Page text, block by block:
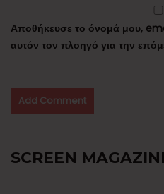
Αποθήκευσε το όνομά μου,
αυτόν τον πλοηγό για την
SCREEN